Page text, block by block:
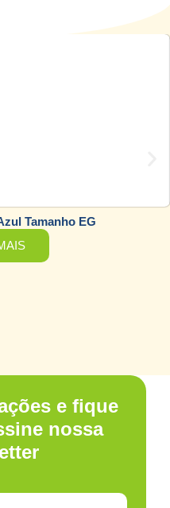
Tamanho EG
e fique
nossa